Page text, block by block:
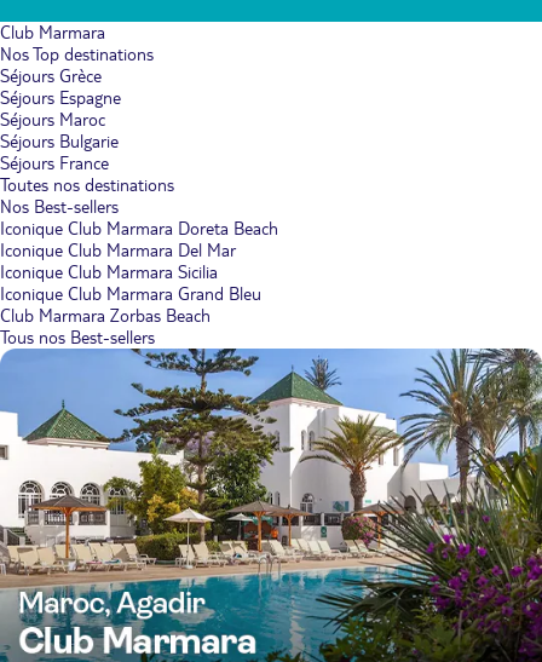
Club Marmara
Nos Top destinations
Séjours Grèce
Séjours Espagne
Séjours Maroc
Séjours Bulgarie
Séjours France
Toutes nos destinations
Nos Best-sellers
Iconique Club Marmara Doreta Beach
Iconique Club Marmara Del Mar
Iconique Club Marmara Sicilia
Iconique Club Marmara Grand Bleu
Club Marmara Zorbas Beach
Tous nos Best-sellers